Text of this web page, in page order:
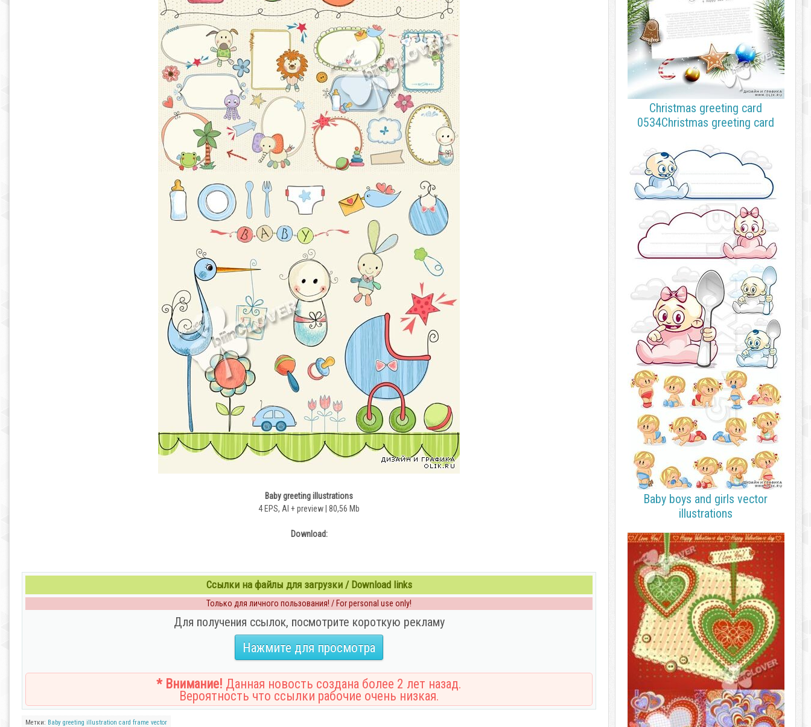
Baby greeting illustrations
4 EPS, AI + preview | 80,56 Mb
Download:
Ссылки на файлы для загрузки / Download links
Только для личного пользования! / For personal use only!
Для получения ссылок, посмотрите короткую рекламу
Нажмите для просмотра
* Внимание! Данная новость создана более 2 лет назад.
Вероятность что ссылки рабочие очень низкая.
Метки: Baby greeting illustration card frame vector
Christmas greeting card
0534Christmas greeting card
Baby boys and girls vector
illustrations